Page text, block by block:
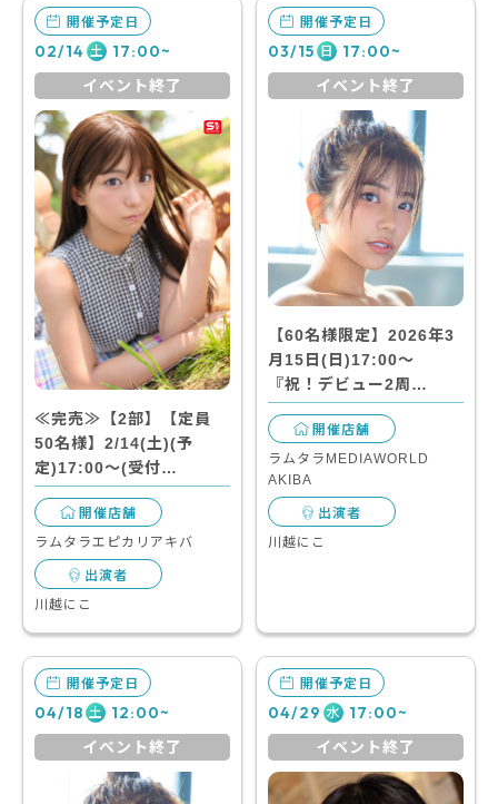
開催予定日
02/14 土 17:00~
イベント終了
≪完売≫【2部】【定員
50名様】2/14(土)(予
定)17:00～(受付…
開催店舗
ラムタラエピカリアキバ
出演者
川越にこ
開催予定日
03/15 日 17:00~
イベント終了
【60名様限定】2026年3
月15日(日)17:00～
『祝！デビュー2周…
開催店舗
ラムタラMEDIAWORLD
AKIBA
出演者
川越にこ
開催予定日
04/18 土 12:00~
イベント終了
開催予定日
04/29 水 17:00~
イベント終了